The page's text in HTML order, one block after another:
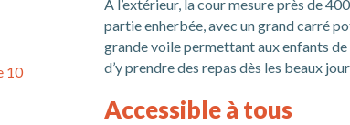
10
À l’extérieur, la cour mesure près de
partie enherbée, avec un grand carré
grande voile permettant aux enfants
d’y prendre des repas dès les beaux
Accessible à tous